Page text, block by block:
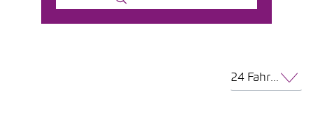
24 Fahrzeuge pro Seite